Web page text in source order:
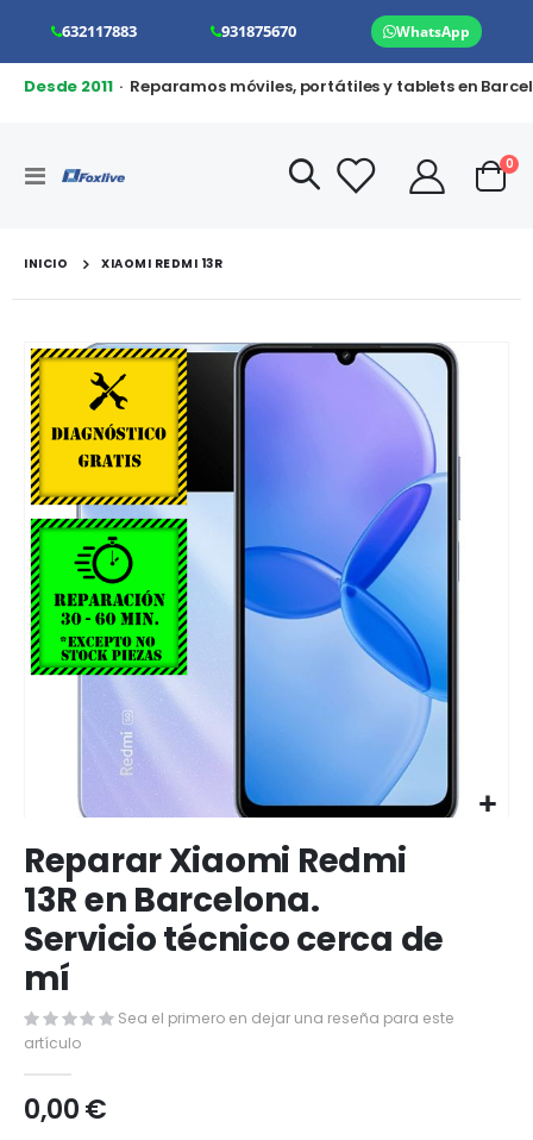
632117883 931875670 WhatsApp
Desde 2011· Reparamos móviles, portátiles y tablets en
Toggle
Cart
0
INICIO XIAOMI REDMI 13R
Saltar
al
final
de
la
galería
de
imágenes
al
comienzo
de
la
galería
de
Reparar Xiaomi Redmi
13R en Barcelona.
Servicio técnico cerca de
mí
Sea el primero en dejar una reseña para este
artículo
0,00 €